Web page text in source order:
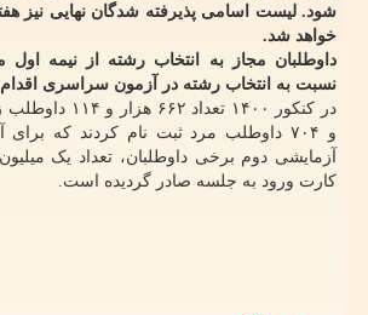
شود. لیست اسامی پذیرفته شدگان نهایی نیز
خواهد شد.
داوطلبان مجاز به انتخاب رشته از نیمه اول
نسبت به انتخاب رشته در آزمون سراسری اقدام
و ۷۰۴ داوطلب مرد ثبت نام کردند که برای
کارت ورود به جلسه صادر گردیده است.